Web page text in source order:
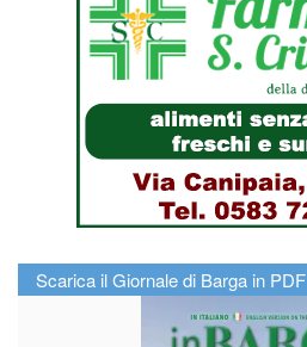
Scarica il Giornale di Barga in PDF